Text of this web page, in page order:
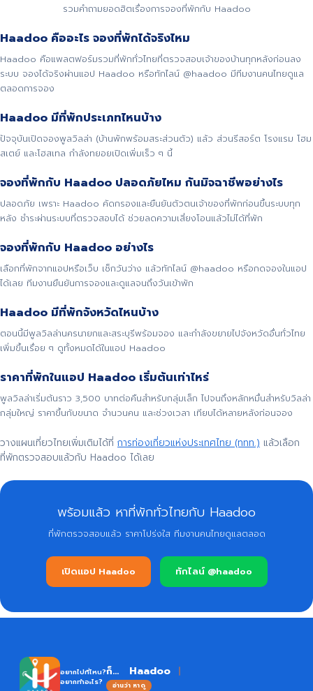
รวมคำถามยอดฮิตเรื่องการจองที่พักกับ Haadoo
Haadoo คืออะไร จองที่พักได้จริงไหม
Haadoo คือแพลตฟอร์มรวมที่พักทั่วไทยที่ตรวจสอบเจ้าของบ้านทุกหลังก่อนลง
ระบบ จองได้จริงผ่านแอป Haadoo หรือทักไลน์ @haadoo มีทีมงานคนไทยดูแล
ตลอดการจอง
Haadoo มีที่พักประเภทไหนบ้าง
ปัจจุบันเปิดจองพูลวิลล่า (บ้านพักพร้อมสระส่วนตัว) แล้ว ส่วนรีสอร์ต โรงแรม โฮม
สเตย์ และโฮสเทล กำลังทยอยเปิดเพิ่มเร็ว ๆ นี้
จองที่พักกับ Haadoo ปลอดภัยไหม กันมิจฉาชีพอย่างไร
ปลอดภัย เพราะ Haadoo คัดกรองและยืนยันตัวตนเจ้าของที่พักก่อนขึ้นระบบทุก
หลัง ชำระผ่านระบบที่ตรวจสอบได้ ช่วยลดความเสี่ยงโอนแล้วไม่ได้ที่พัก
จองที่พักกับ Haadoo อย่างไร
เลือกที่พักจากแอปหรือเว็บ เช็กวันว่าง แล้วทักไลน์ @haadoo หรือกดจองในแอป
ได้เลย ทีมงานยืนยันการจองและดูแลจนถึงวันเข้าพัก
Haadoo มีที่พักจังหวัดไหนบ้าง
ตอนนี้มีพูลวิลล่านครนายกและสระบุรีพร้อมจอง และกำลังขยายไปจังหวัดอื่นทั่วไทย
เพิ่มขึ้นเรื่อย ๆ ดูทั้งหมดได้ในแอป Haadoo
ราคาที่พักในแอป Haadoo เริ่มต้นเท่าไหร่
พูลวิลล่าเริ่มต้นราว 3,500 บาทต่อคืนสำหรับกลุ่มเล็ก ไปจนถึงหลักหมื่นสำหรับวิลล่า
กลุ่มใหญ่ ราคาขึ้นกับขนาด จำนวนคน และช่วงเวลา เทียบได้หลายหลังก่อนจอง
วางแผนเที่ยวไทยเพิ่มเติมได้ที่ การท่องเที่ยวแห่งประเทศไทย (ททท.) แล้วเลือก
ที่พักตรวจสอบแล้วกับ Haadoo ได้เลย
พร้อมแล้ว หาที่พักทั่วไทยกับ Haadoo
ที่พักตรวจสอบแล้ว ราคาโปร่งใส ทีมงานคนไทยดูแลตลอด
เปิดแอป Haadoo ทักไลน์ @haadoo
อยากไปที่ไหน?
อยากทำอะไร?
ก็... Haadoo
อ่านว่า หาดู